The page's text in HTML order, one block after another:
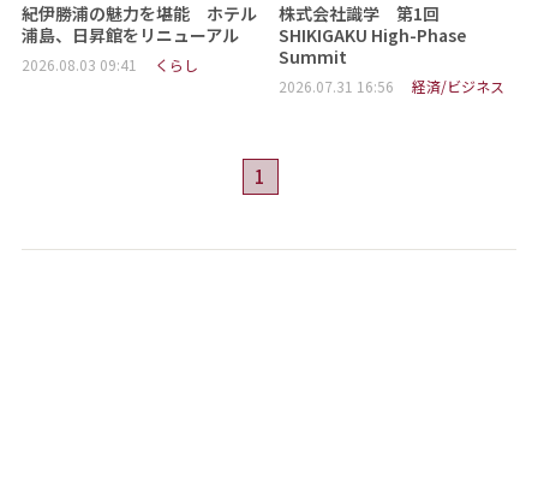
紀伊勝浦の魅力を堪能 ホテル
浦島、日昇館をリニューアル
2026.08.03 09:41 くらし
株式会社識学 第1回
SHIKIGAKU High-Phase
Summit
2026.07.31 16:56 経済/ビジネス
1